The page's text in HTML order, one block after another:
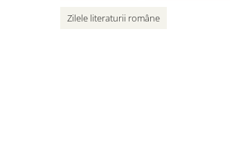
Zilele literaturii române